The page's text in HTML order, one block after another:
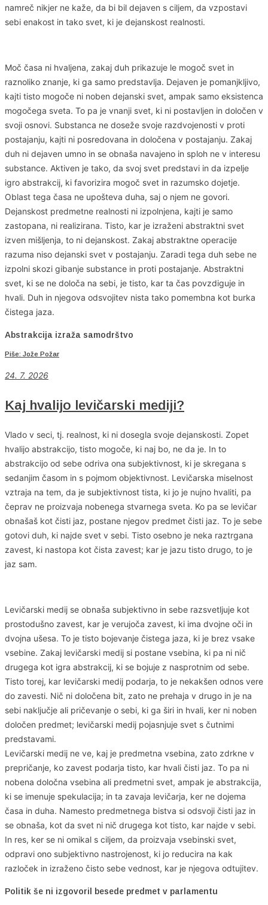
namreč nikjer ne kaže, da bi bil dejaven s ciljem, da vzpostavi
sebi enakost in tako svet, ki je dejanskost realnosti.
Moč časa ni hvaljena, zakaj duh prikazuje le mogoč svet in
raznoliko znanje, ki ga samo predstavlja. Dejaven je pomanjkljivo,
kajti tisto mogoče ni noben dejanski svet, ampak samo eksistenca
mogočega sveta. To pa je vnanji svet, ki ni postavljen in določen v
svoji osnovi. Substanca ne doseže svoje razdvojenosti v proti
postajanju, kajti ni posredovana in določena v postajanju. Zakaj
duh ni dejaven umno in se obnaša navajeno in sploh ne v interesu
substance. Aktiven je tako, da svoj svet predstavi in da izpelje
igro abstrakcij, ki favorizira mogoč svet in razumsko dojetje.
Oblast tega časa ne upošteva duha, saj o njem ne govori.
Dejanskost predmetne realnosti ni izpolnjena, kajti je samo
zastopana, ni realizirana. Tisto, kar je izraženi abstraktni svet
izven mišljenja, to ni dejanskost. Zakaj abstraktne operacije
razuma niso dejanski svet v postajanju. Zaradi tega duh sebe ne
izpolni skozi gibanje substance in proti postajanje. Abstraktni
svet, ki se ne določa na sebi, je tisto, kar ta čas povzdiguje in
hvali. Duh in njegova odsvojitev nista tako pomembna kot burka
čistega jaza.
Abstrakcija izraža samodrštvo
Piše: Jože Požar
24. 7. 2026
Kaj hvalijo levičarski mediji?
Vlado v seci, tj. realnost, ki ni dosegla svoje dejanskosti. Zopet
hvalijo abstrakcijo, tisto mogoče, ki naj bo, ne da je. In to
abstrakcijo od sebe odriva ona subjektivnost, ki je skregana s
sedanjim časom in s pojmom objektivnost. Levičarska miselnost
vztraja na tem, da je subjektivnost tista, ki jo je nujno hvaliti, pa
čeprav ne proizvaja nobenega stvarnega sveta. Ko pa se levičar
obnašaš kot čisti jaz, postane njegov predmet čisti jaz. To je sebe
gotovi duh, ki najde svet v sebi. Tisto osebno je neka raztrgana
zavest, ki nastopa kot čista zavest; kar je jazu tisto drugo, to je
jaz sam.
Levičarski medij se obnaša subjektivno in sebe razsvetljuje kot
prostodušno zavest, kar je verujoča zavest, ki ima dvojne oči in
dvojna ušesa. To je tisto bojevanje čistega jaza, ki je brez vsake
vsebine. Zakaj levičarski medij si postane vsebina, ki pa ni nič
drugega kot igra abstrakcij, ki se bojuje z nasprotnim od sebe.
Tisto torej, kar levičarski medij podarja, to je nekakšen odnos vere
do zavesti. Nič ni določena bit, zato ne prehaja v drugo in je na
sebi naključje ali pričevanje o sebi, ki ga širi in hvali, ker ni noben
določen predmet; levičarski medij pojasnjuje svet s čutnimi
predstavami.
Levičarski medij ne ve, kaj je predmetna vsebina, zato zdrkne v
prepričanje, ko zavest podarja tisto, kar hvali čisti jaz. To pa ni
nobena določna vsebina ali predmetni svet, ampak je abstrakcija,
ki se imenuje spekulacija; in ta zavaja levičarja, ker ne dojema
časa in duha. Namesto predmetnega bistva si odsvoji čisti jaz in
se obnaša, kot da svet ni nič drugega kot tisto, kar najde v sebi.
In res, ker se ni omikal s ciljem, da proizvaja vsebinski svet,
odpravi ono subjektivno nastrojenost, ki jo reducira na kak
razloček in izraženo čisto sebe vednost, kar je njegova odtujitev.
Politik še ni izgovoril besede predmet v parlamentu